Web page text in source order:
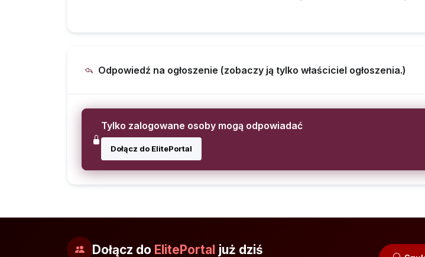
Odpowiedź na ogłoszenie (zobaczy ją tylko właściciel ogłoszenia.)
Tylko zalogowane osoby mogą odpowiadać
Dołącz do ElitePortal
Dołącz do ElitePortal już dziś